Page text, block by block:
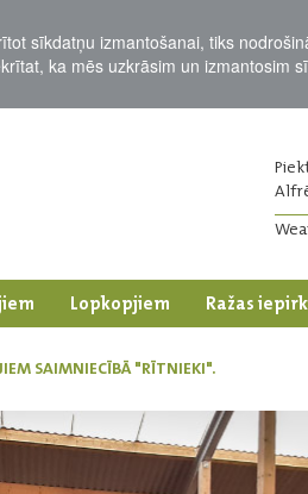
sīkdatņu izmantošanai, tiks
ka mēs uzkrāsim un izmantosim
Lopkopjiem Ražas
SAIMNIECĪBĀ "RĪTNIEKI".